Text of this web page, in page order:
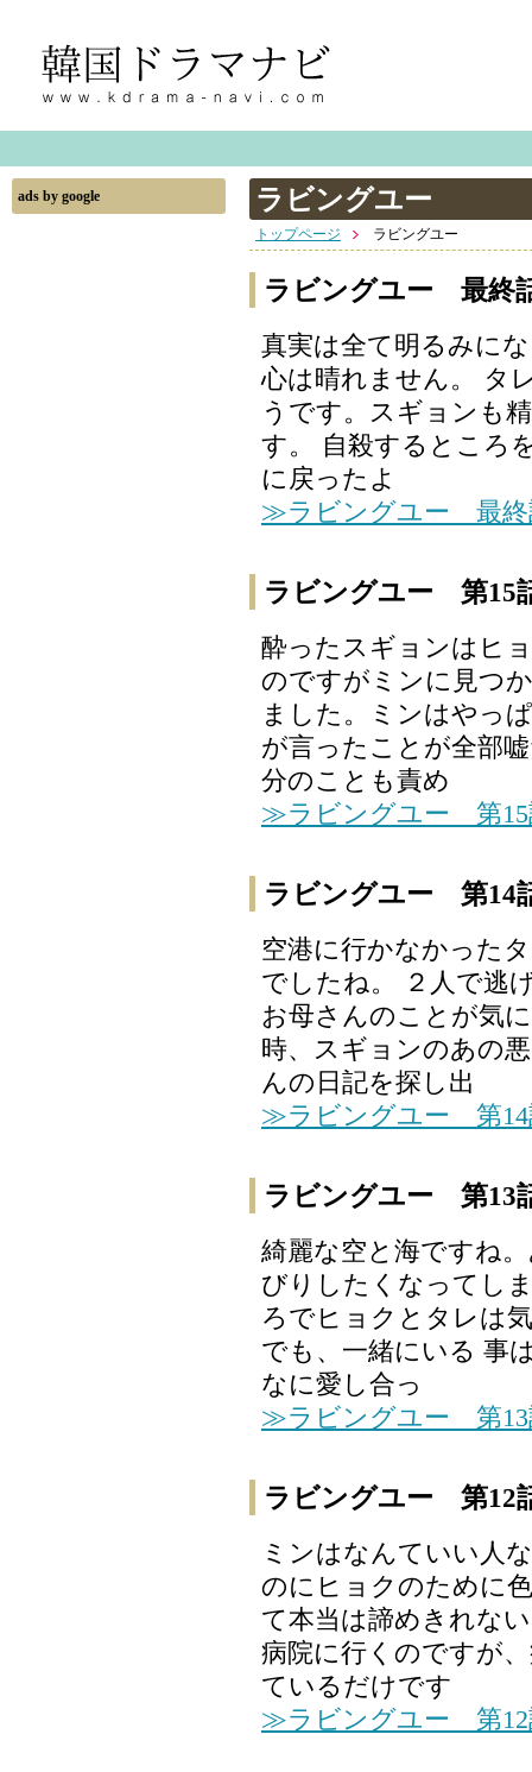
ads by google ラビングユー
トップページ ラビングユー
ラビングユー 最終
真実は全て明るみに
心は晴れません。 タ
うです。スギョンも
す。 自殺するところ
に戻ったよ
≫ラビングユー 最終
ラビングユー 第15
酔ったスギョンはヒ
のですがミンに見つ
ました。ミンはやっ
が言ったことが全部
分のことも責め
≫ラビングユー 第15
ラビングユー 第14
空港に行かなかった
でしたね。 ２人で逃
お母さんのことが気
時、スギョンのあの
んの日記を探し出
≫ラビングユー 第14
ラビングユー 第13
綺麗な空と海ですね
びりしたくなってし
ろでヒョクとタレは
でも、一緒にいる 事
なに愛し合っ
≫ラビングユー 第13
ラビングユー 第12
ミンはなんていい人
のにヒョクのために
て本当は諦めきれな
病院に行くのですが
ているだけです
≫ラビングユー 第12